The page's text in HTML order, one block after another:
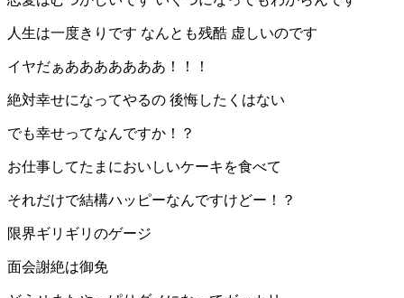
人生は一度きりです なんとも残酷 虚しいのです
イヤだぁあああああああ！！！
絶対幸せになってやるの 後悔したくはない
でも幸せってなんですか！？
お仕事してたまにおいしいケーキを食べて
それだけで結構ハッピーなんですけどー！？
限界ギリギリのゲージ
面会謝絶は御免